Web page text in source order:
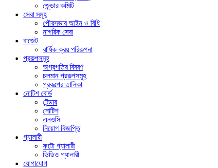
জে্ন্ডার কমিটি
সেবা সমূহ
পৌরসভার আইন ও বিধি
নাগরিক সেবা
বাজেট
বার্ষিক ক্রয় পরিকল্পনা
প্রকল্পসমূহ
অগ্রগতির বিবরণ
চলমান প্রকল্পসমূহ
প্রকল্পের তালিকা
নোটিশ বোর্ড
টেন্ডার
নোটিশ
এনওসি
নিয়োগ বিজ্ঞপ্তি
গ্যালারী
ফটো গ্যালারী
ভিডিও গ্যালারী
যোগাযোগ